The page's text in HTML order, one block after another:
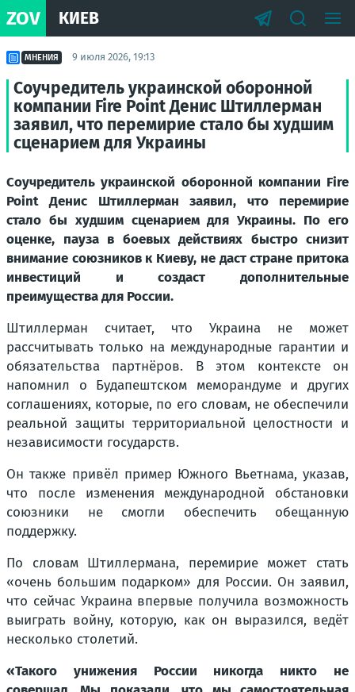
ZOV КИЕВ
МНЕНИЯ 9 июля 2026, 19:13
Соучредитель украинской оборонной
компании Fire Point Денис Штиллерман
заявил, что перемирие стало бы худшим
сценарием для Украины
Соучредитель украинской оборонной компании Fire
Point Денис Штиллерман заявил, что перемирие
стало бы худшим сценарием для Украины. По его
оценке, пауза в боевых действиях быстро снизит
внимание союзников к Киеву, не даст стране притока
инвестиций и создаст дополнительные
преимущества для России.
Штиллерман считает, что Украина не может
рассчитывать только на международные гарантии и
обязательства партнёров. В этом контексте он
напомнил о Будапештском меморандуме и других
соглашениях, которые, по его словам, не обеспечили
реальной защиты территориальной целостности и
независимости государств.
Он также привёл пример Южного Вьетнама, указав,
что после изменения международной обстановки
союзники не смогли обеспечить обещанную
поддержку.
По словам Штиллермана, перемирие может стать
«очень большим подарком» для России. Он заявил,
что сейчас Украина впервые получила возможность
выиграть войну, которую, как он выразился, ведёт
несколько столетий.
«Такого унижения России никогда никто не